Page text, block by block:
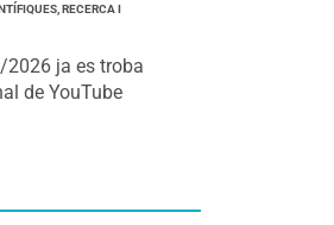
RECERCA I
ja es troba
de YouTube